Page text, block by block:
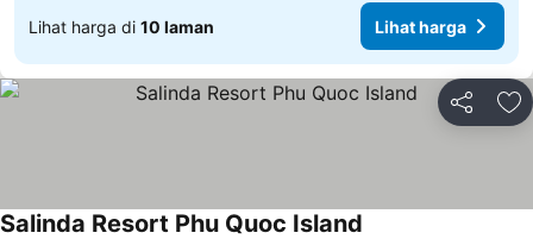
Lihat harga di 10 laman Lihat harga
Kongsi
Salinda Resort Phu Quoc Island